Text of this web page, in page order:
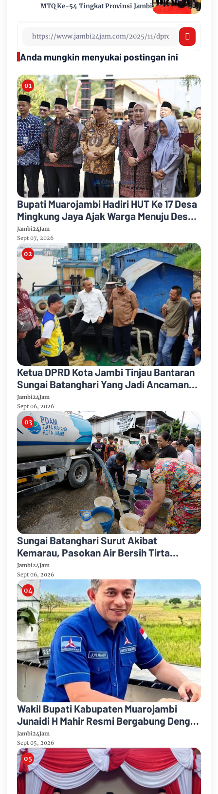
MTQ Ke-54 Tingkat Provinsi Jambi
Anda mungkin menyukai postingan ini
Bupati Muarojambi Hadiri HUT Ke 17 Desa
Mingkung Jaya Ajak Warga Menuju Desa
Mandiri 2026
Jambi24Jam
Sept 07, 2026
Ketua DPRD Kota Jambi Tinjau Bantaran
Sungai Batanghari Yang Jadi Ancaman
Abrasi
Jambi24Jam
Sept 06, 2026
Sungai Batanghari Surut Akibat
Kemarau, Pasokan Air Bersih Tirta
Mayang Jambi Keruh
Jambi24Jam
Sept 06, 2026
Wakil Bupati Kabupaten Muarojambi
Junaidi H Mahir Resmi Bergabung Dengan
Partai Demikrat
Jambi24Jam
Sept 05, 2026